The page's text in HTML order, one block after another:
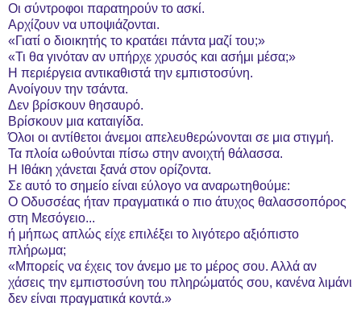
Οι σύντροφοι παρατηρούν το ασκί.
Αρχίζουν να υποψιάζονται.
«Γιατί ο διοικητής το κρατάει πάντα μαζί του;»
«Τι θα γινόταν αν υπήρχε χρυσός και ασήμι μέσα;»
Η περιέργεια αντικαθιστά την εμπιστοσύνη.
Ανοίγουν την τσάντα.
Δεν βρίσκουν θησαυρό.
Βρίσκουν μια καταιγίδα.
Όλοι οι αντίθετοι άνεμοι απελευθερώνονται σε μια στιγμή.
Τα πλοία ωθούνται πίσω στην ανοιχτή θάλασσα.
Η Ιθάκη χάνεται ξανά στον ορίζοντα.
Σε αυτό το σημείο είναι εύλογο να αναρωτηθούμε:
Ο Οδυσσέας ήταν πραγματικά ο πιο άτυχος θαλασσοπόρος
στη Μεσόγειο...
ή μήπως απλώς είχε επιλέξει το λιγότερο αξιόπιστο
πλήρωμα;
«Μπορείς να έχεις τον άνεμο με το μέρος σου. Αλλά αν
χάσεις την εμπιστοσύνη του πληρώματός σου, κανένα λιμάνι
δεν είναι πραγματικά κοντά.»